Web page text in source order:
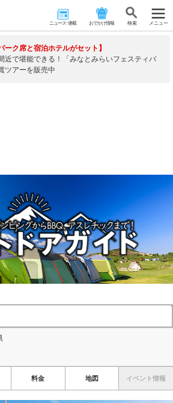
ニュース･連載 おでかけ情報 検 索 メニュー
ーク席と宿泊ホテルがセット】
近で堪能できる！「みなとみらいフェスティバ
ツアーを販売中
料金 地図 イベント情報